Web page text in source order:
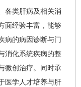
各类肝病及相关消
面经验丰富，能够
病的病因诊断与门
消化系统疾病的整
微创治疗。同时承
医学人才培养与肝